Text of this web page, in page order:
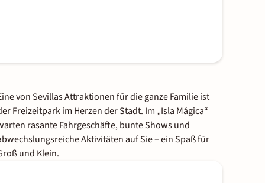
von Sevillas Attraktionen für die ganze Familie ist
Freizeitpark im Herzen der Stadt. Im „Isla Mágica“
rasante Fahrgeschäfte, bunte Shows und
Aktivitäten auf Sie – ein Spaß für
und Klein.